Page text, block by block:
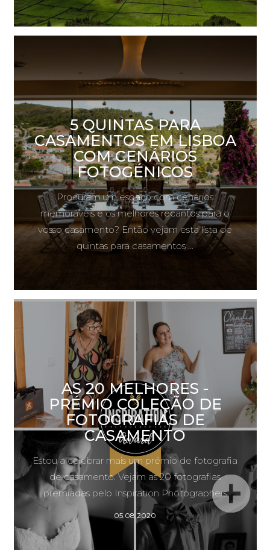
5 QUINTAS PARA
CASAMENTOS EM LISBOA
COM CENÁRIOS
FOTOGÉNICOS
Procuram um espaço com cenários
memoráveis e os melhores recantos para o
vosso casamento? Então vejam esta lista de
quintas para casamentos ...
AS 20 MELHORES -
PRÉMIO COLEÇÃO DE
FOTOGRAFIAS DE
CASAMENTO
Estou a celebrar mais um prémio de fotografia
de casamento. Vejam as 20 fotografias
premiadas pelo Inspiration Photographers
05.08.2020